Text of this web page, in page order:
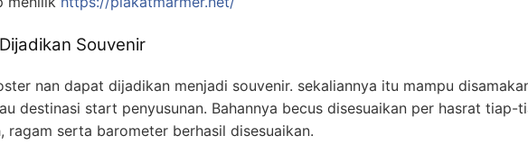
Souvenir
nan dapat dijadikan menjadi souvenir. sekaliannya itu mampu
destinasi start penyusunan. Bahannya becus disesuaikan per hasrat tiap-
serta barometer berhasil disesuaikan.